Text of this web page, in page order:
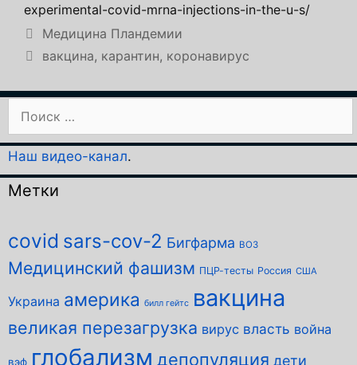
experimental-covid-mrna-injections-in-the-u-s/
Рубрики
Медицина Пландемии
Метки
вакцина, карантин, коронавирус
Наш видео-канал.
Метки
covid sars-cov-2 Бигфарма ВОЗ
Медицинский фашизм ПЦР-тесты Россия США
Украина америка билл гейтс вакцина
великая перезагрузка вирус власть война
вэф глобализм депопуляция дети